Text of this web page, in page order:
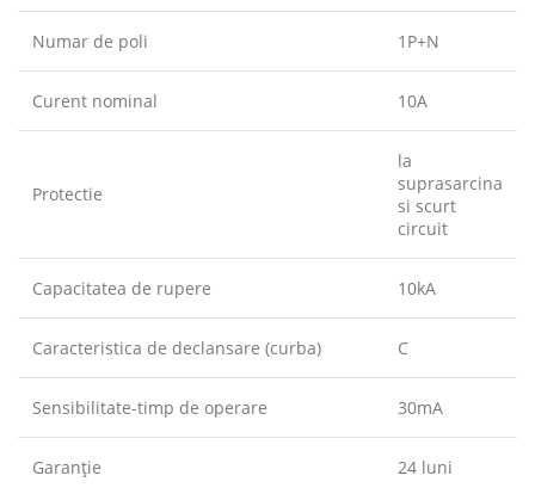
Numar de poli 1P+N
Curent nominal 10A
Protectie
la
suprasarcina
si scurt
circuit
Capacitatea de rupere 10kA
Caracteristica de declansare (curba) C
Sensibilitate-timp de operare 30mA
Garanție 24 luni